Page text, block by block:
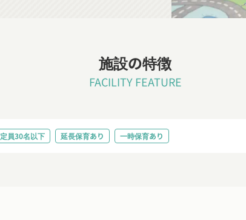
施設の特徴
FACILITY FEATURE
定員30名以下 延長保育あり 一時保育あり